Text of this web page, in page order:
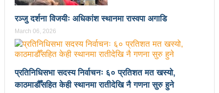
भोलि चितवनमा माओवादीको विशाल सभा: प्रचण्डले सम्बोधन
उपनिर्वाचन २०८१: एमालेभन्दा माओवादी प्रभावशाली
ककनी २ मा खस्यो ६८ प्रतिशतभन्दा बढी मत: गणना आजै हुने
रञ्जु दर्शना विजयीः अधिकांश स्थानमा रास्वपा अगाडि
March 06, 2026
प्रतिनिधिसभा सदस्य निर्वाचनः ६० प्रतिशत मत खस्यो,
काठमाडौँसहित केही स्थानमा रातीदेखि नै गणना सुरु हुने